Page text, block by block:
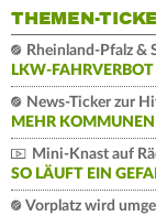
THEMEN-
Rheinland-Pfalz &
LKW-FAHRVERBOT
News-Ticker zur
MEHR
Mini-Knast auf
SO LÄUFT EIN
Vorplatz wird